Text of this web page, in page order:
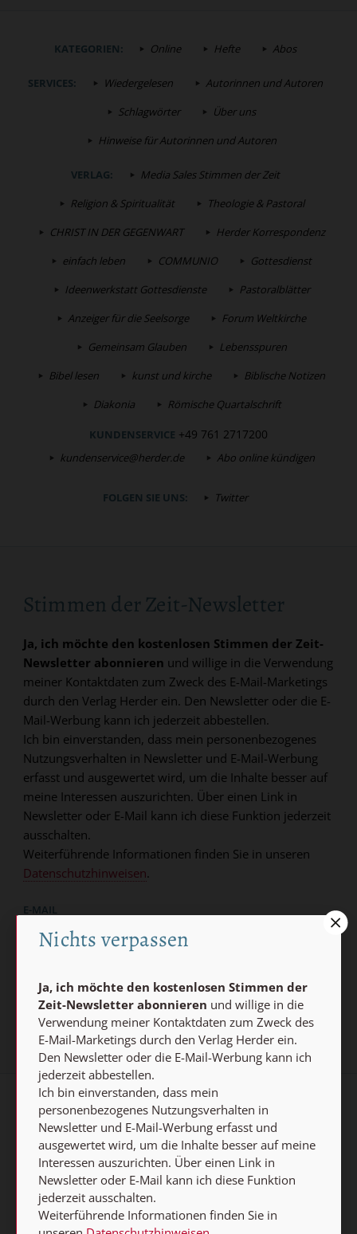
KATEGORIEN: Online Hefte Abos
SERVICES: Wiedergelesen
Autorinnen und Autoren
Schlagwörter
Über uns
Hinweise für Autorinnen und Autoren
VERLAG:
Media Sales Stimmen der Zeit
Religion & Spiritualität
Theologie & Pastoral
CHRIST IN DER GEGENWART
Herder Korrespondenz
einfach leben
COMMUNIO
Gottesdienst
Ideenwerkstatt Gottesdienste
Pastoralblätter
Anzeiger für die Seelsorge
Forum Weltkirche
Gemeinsam Glauben
Lebensspuren
Bibel lesen
kunst und kirche
Biblische Notizen
Diakonia
Römische Quartalschrift
KUNDENSERVICE +49 761 2717200
kundenservice@herder.de Abo online kündigen
FOLGEN SIE UNS: Twitter
Stimmen der Zeit-Newsletter
Ja, ich möchte den kostenlosen Stimmen der Zeit-
Newsletter abonnieren und willige in die Verwendung
meiner Kontaktdaten zum Zweck des E-Mail-Marketings
durch den Verlag Herder ein. Den Newsletter oder die E-
Mail-Werbung kann ich jederzeit abbestellen.
Ich bin einverstanden, dass mein personenbezogenes
Nutzungsverhalten in Newsletter und E-Mail-Werbung
erfasst und ausgewertet wird, um die Inhalte besser auf
meine Interessen auszurichten. Über einen Link in
Newsletter oder E-Mail kann ich diese Funktion jederzeit
ausschalten.
Weiterführende Informationen finden Sie in unseren
Datenschutzhinweisen.
E-MAIL
Jetzt anmelden
AGB und Widerrufsbelehrung Datenschutz
Barrierefreiheit Impressum
Vertrag widerrufen
Abo online kündigen
Nichts verpassen
Ja, ich möchte den kostenlosen Stimmen der
Zeit-Newsletter abonnieren und willige in die
Verwendung meiner Kontaktdaten zum Zweck des
E-Mail-Marketings durch den Verlag Herder ein.
Den Newsletter oder die E-Mail-Werbung kann ich
jederzeit abbestellen.
Ich bin einverstanden, dass mein
personenbezogenes Nutzungsverhalten in
Newsletter und E-Mail-Werbung erfasst und
ausgewertet wird, um die Inhalte besser auf meine
Interessen auszurichten. Über einen Link in
Newsletter oder E-Mail kann ich diese Funktion
jederzeit ausschalten.
Weiterführende Informationen finden Sie in